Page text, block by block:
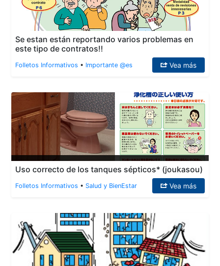
Se estan están reportando varios problemas en
este tipo de contratos!!
Folletos Informativos • Importante @es Vea más
Uso correcto de los tanques sépticos* (joukasou)
Folletos Informativos • Salud y BienEstar Vea más